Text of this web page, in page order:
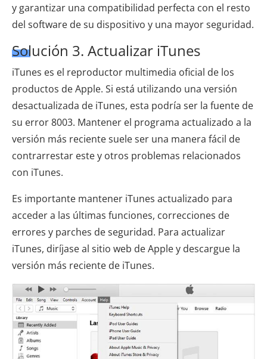
y garantizar una compatibilidad perfecta con el resto
del software de su dispositivo y una mayor seguridad.
Solución 3. Actualizar iTunes
iTunes es el reproductor multimedia oficial de los
productos de Apple. Si está utilizando una versión
desactualizada de iTunes, esta podría ser la fuente de
su error 8003. Mantener el programa actualizado a la
versión más reciente suele ser una manera fácil de
contrarrestar este y otros problemas relacionados
con iTunes.
Es importante mantener iTunes actualizado para
acceder a las últimas funciones, correcciones de
errores y parches de seguridad. Para actualizar
iTunes, diríjase al sitio web de Apple y descargue la
versión más reciente de iTunes.